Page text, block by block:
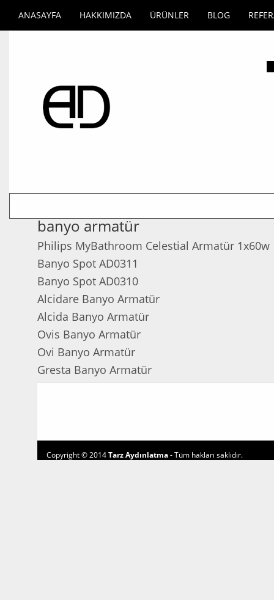
ANASAYFA HAKKIMIZDA ÜRÜNLER BLOG
banyo armatür
Philips MyBathroom Celestial Armatür 1x60w
Banyo Spot AD0311
Banyo Spot AD0310
Alcidare Banyo Armatür
Alcida Banyo Armatür
Ovis Banyo Armatür
Ovi Banyo Armatür
Gresta Banyo Armatür
Copyright © 2014Tarz Aydınlatma- Tüm hakları saklıdır.